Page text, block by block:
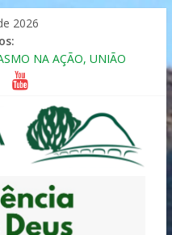
2026
NA AÇÃO, UNIÃO
Relacionamento com